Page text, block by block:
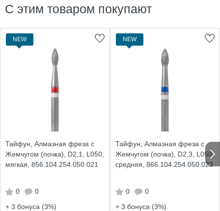
С этим товаром покупают
NEW
Тайфун, Алмазная фреза с
Жемчугом (почка), D2,1, L050,
мягкая, 856.104.254.050.021
0
0
+ 3 бонуса (3%)
NEW
Тайфун, Алмазная фреза с
Жемчугом (почка), D2,3, L050,
средняя, 866.104.254.050.023
0
0
+ 3 бонуса (3%)